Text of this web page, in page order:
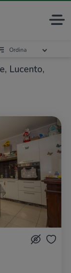
Lucento,
Ordina